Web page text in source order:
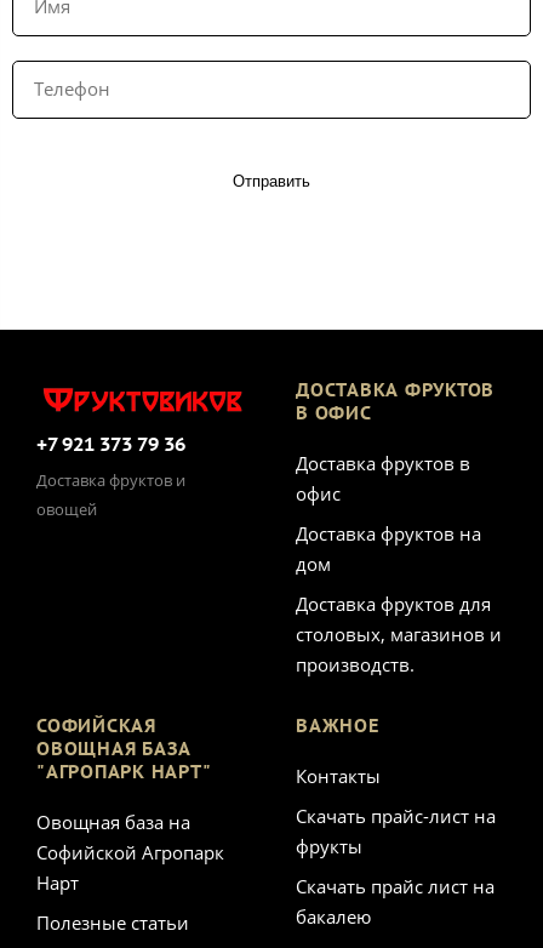
Отправить
+7 921 373 79 36
Доставка фруктов и
овощей
ДОСТАВКА ФРУКТОВ
В ОФИС
Доставка фруктов в
офис
Доставка фруктов на
дом
Доставка фруктов для
столовых, магазинов и
производств.
СОФИЙСКАЯ
ОВОЩНАЯ БАЗА
"АГРОПАРК НАРТ"
Овощная база на
Софийской Агропарк
Нарт
Полезные статьи
ВАЖНОЕ
Контакты
Скачать прайс-лист на
фрукты
Скачать прайс лист на
бакалею